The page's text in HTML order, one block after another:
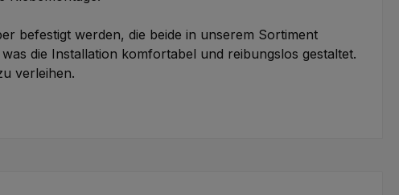
befestigt werden, die beide in unserem Sortiment
die Installation komfortabel und reibungslos gestaltet.
verleihen.